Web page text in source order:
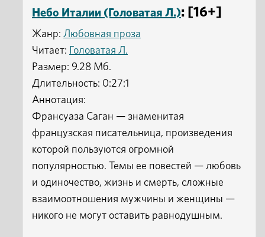
Небо Италии (Головатая Л.): [16+]
Жанр: Любовная проза
Читает: Головатая Л.
Размер: 9.28 Мб.
Длительность: 0:27:1
Аннотация:
Франсуаза Саган — знаменитая
французская писательница, произведения
которой пользуются огромной
популярностью. Темы ее повестей — любовь
и одиночество, жизнь и смерть, сложные
взаимоотношения мужчины и женщины —
никого не могут оставить равнодушным.